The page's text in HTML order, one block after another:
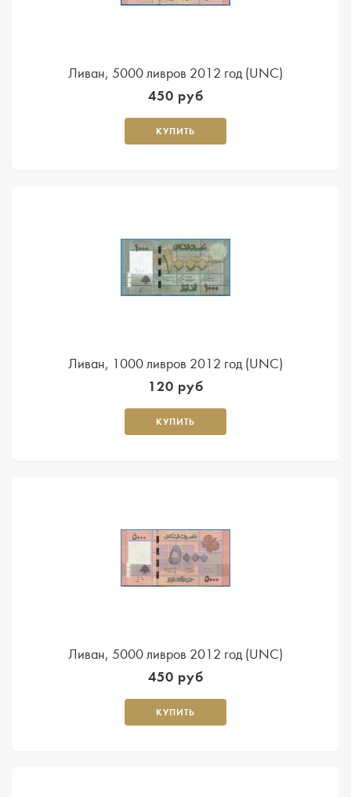
Ливан, 5000 ливров 2012 год (UNC)
450 руб
КУПИТЬ
Ливан, 1000 ливров 2012 год (UNC)
120 руб
КУПИТЬ
Ливан, 5000 ливров 2012 год (UNC)
450 руб
КУПИТЬ